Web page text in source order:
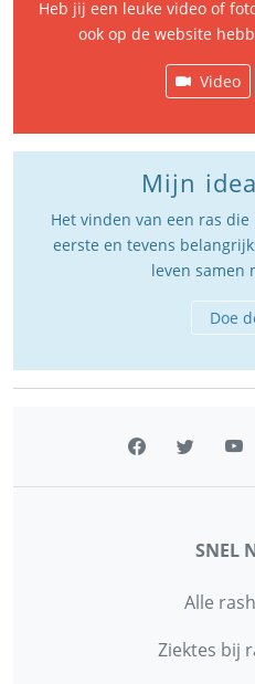
Heb jij een leuke video of
ook op de website
Video
Mijn
Het vinden van een ras
eerste en tevens
leven samen
Doe
SNEL
Alle
Ziektes bij